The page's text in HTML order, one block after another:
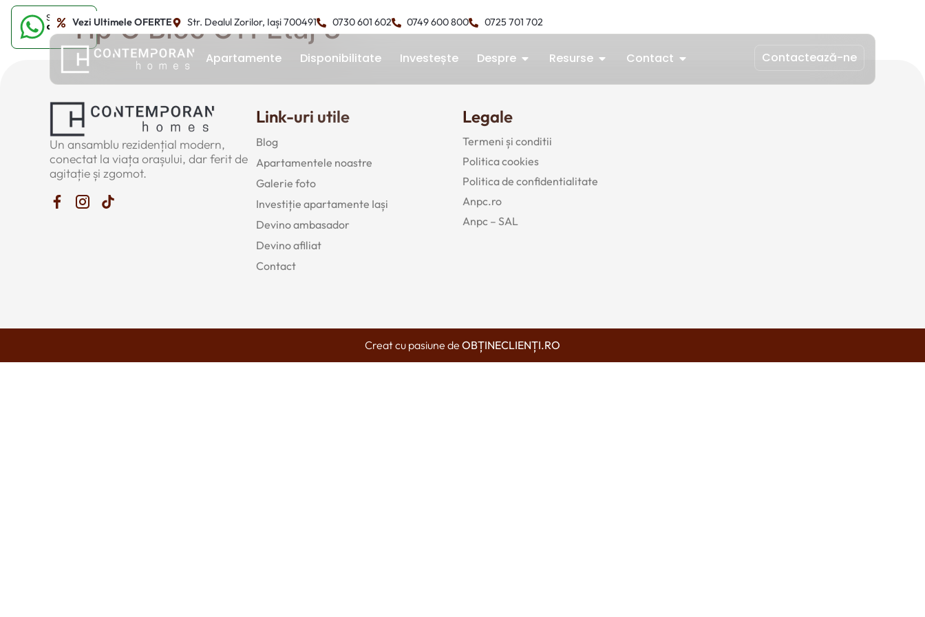
Vezi Ultimele OFERTE Str. Dealul Zorilor, Iași 700491 0730 601 602 0749 600 800 0725 701 702
Apartamente Disponibilitate Investește Despre Resurse Contact Contactează-ne
Tip G Bloc C11 Etaj 3
Sună-ne
acum
Un ansamblu rezidențial modern,
conectat la viața orașului, dar ferit de
agitație și zgomot.
Link-uri utile
Blog
Apartamentele noastre
Galerie foto
Investiție apartamente Iași
Devino ambasador
Devino afiliat
Contact
Legale
Termeni și conditii
Politica cookies
Politica de confidentialitate
Anpc.ro
Anpc – SAL
Creat cu pasiune de OBȚINECLIENȚI.RO